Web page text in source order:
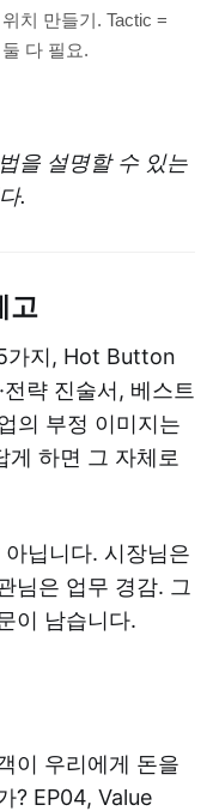
치 만들기. Tactic =
다 필요.
을 설명할 수 있는
.
고
가지, Hot Button
략 진술서, 베스트
의 부정 이미지는
게 하면 그 자체로
닙니다. 시장님은
님은 업무 경감. 그
이 남습니다.
이 우리에게 돈을
? EP04, Value